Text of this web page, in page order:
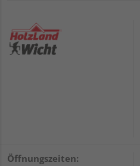
Öffnungszeiten: